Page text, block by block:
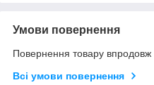
Умови повернення
Повернення товару впродовж
Всі умови повернення